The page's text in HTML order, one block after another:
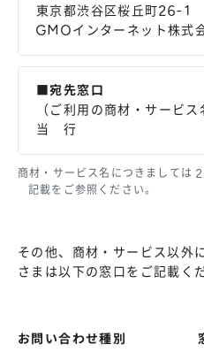
東京都渋谷区桜丘町26-1
GMOインターネット株式
■宛先窓口
（ご利用の商材・サービ
当 行
商材・サービス名につきましては
記載をご参照ください。
その他、商材・サービス以外
さまは以下の窓口をご記載く
お問い合わせ種別